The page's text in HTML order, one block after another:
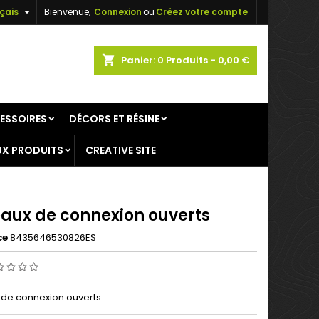
Bienvenue, Connexionou Créez votre compte

shopping_cart Panier: 0 Produits - 0,00 €
DÉCORS ET RÉSINE
PRODUITS CREATIVE SITE
de connexion ouverts
8435646530826ES
connexion ouverts